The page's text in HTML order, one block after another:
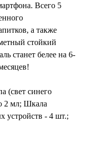
Всего 5
а также
стойкий
станет белее на 6-
(свет синего
2 мл; Шкала
устройств - 4 шт.;